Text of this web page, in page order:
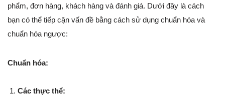
phẩm, đơn hàng, khách hàng và đánh giá. Dưới đây là cách
bạn có thể tiếp cận vấn đề bằng cách sử dụng chuẩn hóa và
chuẩn hóa ngược:
Chuẩn hóa:
Các thực thể: